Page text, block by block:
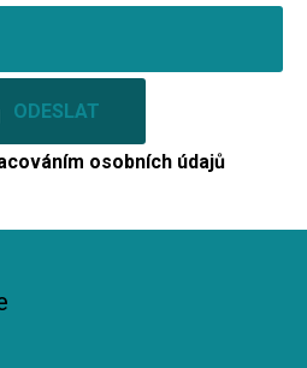
osobních údajů